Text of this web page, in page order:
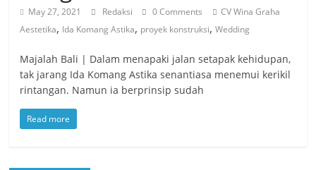
May 27, 2021 Redaksi 0 Comments
CV Wina Graha
Aestetika, Ida Komang Astika, proyek konstruksi,Wedding
Majalah Bali | Dalam menapaki jalan setapak kehidupan,
tak jarang Ida Komang Astika senantiasa menemui kerikil
rintangan. Namun ia berprinsip sudah
Read more